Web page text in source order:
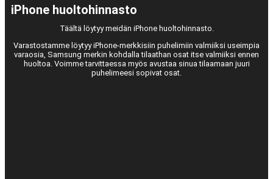
iPhone huoltohinnasto
Täältä löytyy meidän iPhone huoltohinnasto.
Varastostamme löytyy iPhone-merkkisiin puhelimiin valmiiksi useimpia
varaosia, Samsung merkin kohdalla tilaathan osat itse valmiiksi ennen
huoltoa. Voimme tarvittaessa myös avustaa sinua tilaamaan juuri
puhelimeesi sopivat osat.